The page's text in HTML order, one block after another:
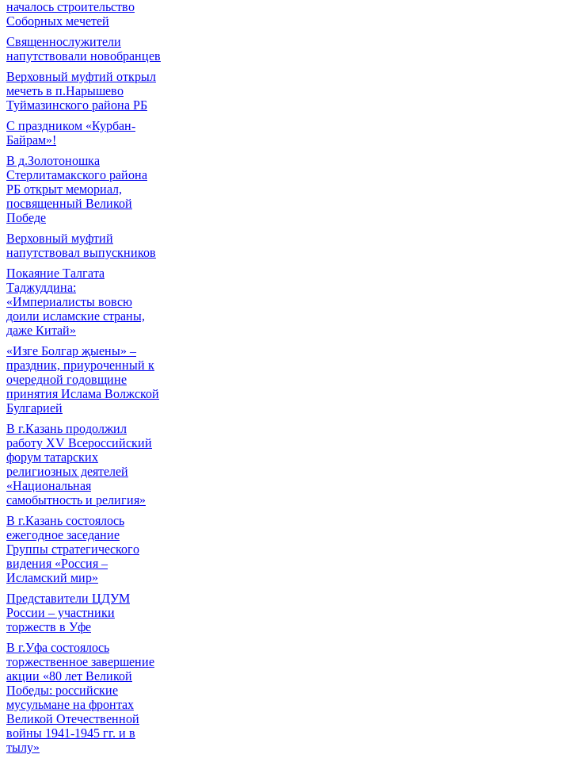
началось строительство
Соборных мечетей
Священнослужители
напутствовали новобранцев
Верховный муфтий открыл
мечеть в п.Нарышево
Туймазинского района РБ
С праздником «Курбан-
Байрам»!
В д.Золотоношка
Стерлитамакского района
РБ открыт мемориал,
посвященный Великой
Победе
Верховный муфтий
напутствовал выпускников
Покаяние Талгата
Таджуддина:
«Империалисты вовсю
доили исламские страны,
даже Китай»
«Изге Болгар җыены» –
праздник, приуроченный к
очередной годовщине
принятия Ислама Волжской
Булгарией
В г.Казань продолжил
работу XV Всероссийский
форум татарских
религиозных деятелей
«Национальная
самобытность и религия»
В г.Казань состоялось
ежегодное заседание
Группы стратегического
видения «Россия –
Исламский мир»
Представители ЦДУМ
России – участники
торжеств в Уфе
В г.Уфа состоялось
торжественное завершение
акции «80 лет Великой
Победы: российские
мусульмане на фронтах
Великой Отечественной
войны 1941-1945 гг. и в
тылу»